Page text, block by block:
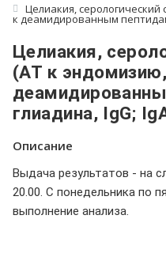
Целиакия, серологический
к деамидированным
Целиакия,
(АТ к
глиадина, IgG;
Описание
Выдача результатов - на
20.00. С понедельника по
выполнение анализа.